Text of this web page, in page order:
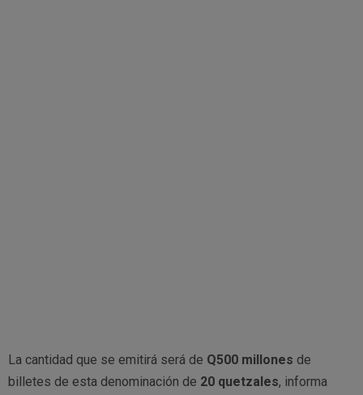
La cantidad que se emitirá será de Q500 millones de
billetes de esta denominación de 20 quetzales, informa